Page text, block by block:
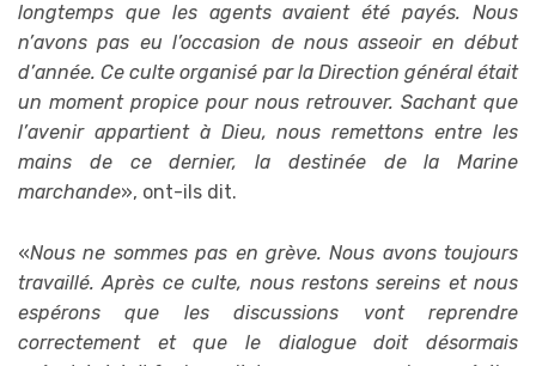
longtemps que les agents avaient été payés. Nous
n’avons pas eu l’occasion de nous asseoir en début
d’année. Ce culte organisé par la Direction général était
un moment propice pour nous retrouver. Sachant que
l’avenir appartient à Dieu, nous remettons entre les
mains de ce dernier, la destinée de la Marine
marchande», ont-ils dit.
«Nous ne sommes pas en grève. Nous avons toujours
travaillé. Après ce culte, nous restons sereins et nous
espérons que les discussions vont reprendre
correctement et que le dialogue doit désormais